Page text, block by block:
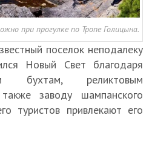
при прогулке по Тропе Голицына.
поселок неподалеку
Новый Свет благодаря
бухтам, реликтовым
заводу шампанского
туристов привлекают его